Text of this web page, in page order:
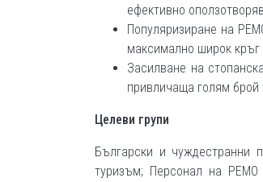
ефективно
Популяризиране на
максимално широк кръг
Засилване на
привличаща голям брой
Целеви групи
Български и чуждестранни
туризъм; Персонал на РЕМО